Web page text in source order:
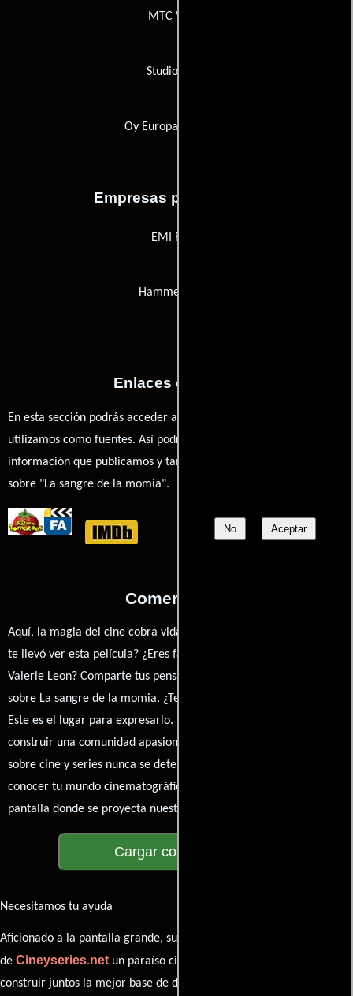
No Aceptar
MTC Video
StudioCanal
Oy Europa Vision AB
Empresas productoras
EMI Films
Hammer Films
Enlaces externos
En esta sección podrás acceder a los recursos externos que
utilizamos como fuentes. Así podrás chequear toda la
información que publicamos y también ampliar tu conocimiento
sobre "La sangre de la momia".
Comentarios
Aquí, la magia del cine cobra vida a través de tus opiniones. ¿Qué
te llevó ver esta película? ¿Eres fan de Seth Holt, Andrew Keir o
Valerie Leon? Comparte tus pensamientos, emociones y críticas
sobre La sangre de la momia. ¿Te hizo reír, llorar o reflexionar?
Este es el lugar para expresarlo. ¡No te guardes nada! Queremos
construir una comunidad apasionada donde la conversación
sobre cine y series nunca se detenga. Únete a la charla y déjanos
conocer tu mundo cinematográfico. ¡Los comentarios son la
pantalla donde se proyecta nuestra diversidad de opiniones!
Cargar comentarios
Necesitamos tu ayuda
Aficionado a la pantalla grande, su participación es clave para hacer
de Cineyseries.netun paraíso cinéfilo completo. Queremos
construir juntos la mejor base de datos cinematográfica, pero